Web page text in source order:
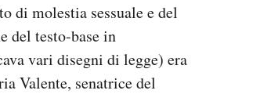
di molestia sessuale e del
del testo-base in
vari disegni di legge) era
Valente, senatrice del